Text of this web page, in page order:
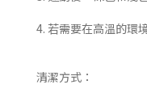
4. 若需要在高溫的環
清潔方式：